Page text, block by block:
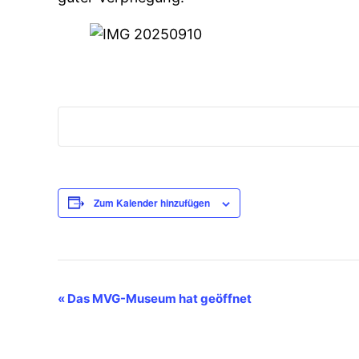
Zum Kalender hinzufügen
Veranstaltung-
« Das MVG-Museum hat geöffnet